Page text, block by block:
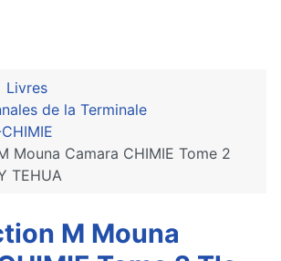
Livres
de la Terminale
Mouna Camara CHIMIE Tome 2
TEHUA
M Mouna